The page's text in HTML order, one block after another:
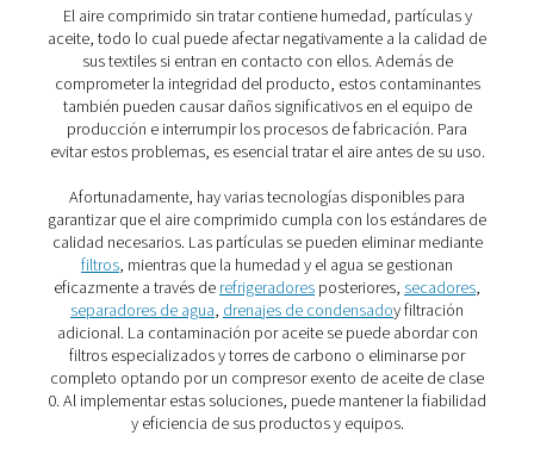
Además, el aire comprimido también se necesita para
las máquinas de hilado, los molinos de molienda y
máquinas para el procesamiento del denim, la
hilos y mucho más.
Por último, el aire comprimido desempeña un papel
en el tratamiento del gran volumen de aguas
genera la producción textil.
La importancia del aire
calidad en la producción